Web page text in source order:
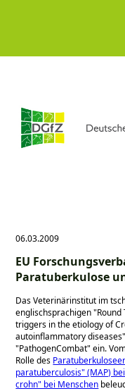
06.03.2009
EU
Paratuberkulose
Das Veterinärinstitut im
englischsprachigen Round
triggers in the etiology of
autoinflammatory diseases
PathogenCombat ein.
Rolle des
paratuberculosis" (MAP)
crohn" bei Menschen